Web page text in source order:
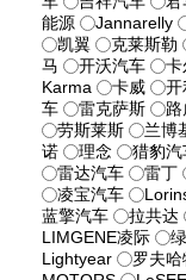
能源
Jannarelly
凯翼
克莱斯勒
马
开沃汽车 卡
Karma
卡威 开
车
雷克萨斯
劳斯莱斯
兰博
诺
理念 猎豹汽
雷达汽车
雷丁
凌宝汽车
蓝擎汽车
拉共达
LIMGENE凌际
Lightyear
罗夫哈